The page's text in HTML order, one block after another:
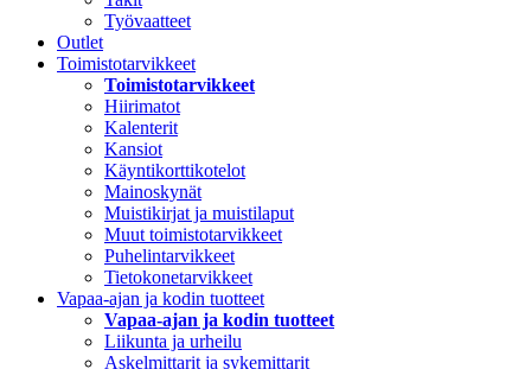
Työvaatteet
Outlet
Toimistotarvikkeet
Toimistotarvikkeet
Hiirimatot
Kalenterit
Kansiot
Käyntikorttikotelot
Mainoskynät
Muistikirjat ja muistilaput
Muut toimistotarvikkeet
Puhelintarvikkeet
Tietokonetarvikkeet
Vapaa-ajan ja kodin tuotteet
Vapaa-ajan ja kodin tuotteet
Liikunta ja urheilu
Askelmittarit ja sykemittarit